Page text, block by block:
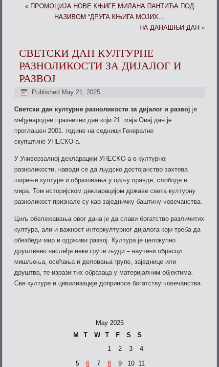
« ПРОМОЦИЈА НОВЕ КЊИГЕ МИЛАНА ПАНТИЋА ПОД
НАЗИВОМ “ДРУГА КЊИГА МОЈИХ…
НА ДАНАШЊИ ДАН »
СВЕТСКИ ДАН КУЛТУРНЕ
РАЗНОЛИКОСТИ ЗА ДИЈАЛОГ И
РАЗВОЈ
Published May 21, 2025
Светски дан културне разноликости за дијалог и развој је
међународни празнични дан који 21. маја.Овај дан је
проглашен 2001. године на седници Генералне
скупштине УНЕСКО-а.
У Универзалној декларацији УНЕСKО-а о културној
разноликости, наводи се да људско достојанство захтева
ширење културе и образовања у циљу правде, слободе и
мира. Том историјском декларацијом државе света културну
разноликост признале су као заједничку баштину човечанства.
Циљ обележавања овог дана је да слави богатство различитих
култура, али и важност интеркултурног дијалога који треба да
обезбеди мир и одрживи развој. Култура је целокупно
друштвено наслеђе неке групе људи – научени обрасци
мишљења, осећања и деловања групе, заједнице или
друштва, те изрази тих образаца у материјалним објектима.
Све културе и цивилизације доприносе богатству човечанства.
May 2025
M
T W T F S
S
1
2 3
4
5
6 7 8 9 10 11